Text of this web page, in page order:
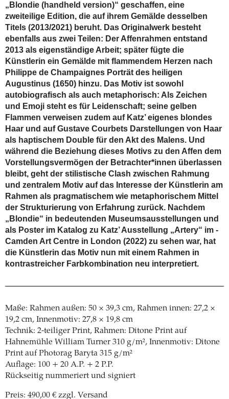
„Blondie (handheld version)“ geschaffen, eine
zweiteilige Edition, die auf ihrem Gemälde desselben
Titels (2013/2021) beruht. Das Originalwerk besteht
ebenfalls aus zwei Teilen: Der Affenrahmen entstand
2013 als eigenständige Arbeit; später fügte die
Künstlerin ein Gemälde mit flammendem Herzen nach
Philippe de ­Champaignes ­Porträt des heiligen
Augustinus (1650) hinzu. Das Motiv ist sowohl
autobiografisch als auch metaphorisch: Als Zeichen
und Emoji steht es für ­Leidenschaft; seine gelben
Flammen verweisen zudem auf Katz’ eigenes blondes
Haar und auf Gustave Courbets Darstellungen von Haar
als haptischem Double für den Akt des Malens. Und
während die Beziehung dieses Motivs zu den Affen dem
Vorstellungsvermögen der Betrachter*innen ­überlassen
bleibt, geht der stilistische Clash zwischen Rahmung
und zentralem Motiv auf das Interesse der Künstlerin am
Rahmen als pragmatischem wie metaphorischem Mittel
der Strukturierung von Erfahrung zurück. Nachdem
„Blondie“ in bedeutenden Museums­ausstellungen und
als Poster im Katalog zu Katz’ Ausstellung „Artery“ im ­
Camden Art ­Centre in London (2022) zu sehen war, hat
die Künstlerin das Motiv nun mit einem Rahmen in
kontrastreicher Farbkombination neu interpretiert.
Maße: Rahmen außen: 50 × 39,3 cm, Rahmen innen: 27,2 ×
19,2 cm, Innenmotiv: 27,8 × 19,8 cm
Technik: 2-teiliger Print, Rahmen: Ditone Print auf
Hahnemühle William Turner 310 g/m², Innenmotiv: Ditone
Print auf Photorag Baryta 315 g/m²
Auflage: 100 + 20 A.P. + 2 P.P.
Rückseitig nummeriert und signiert
Preis: 490,00 € zzgl. Versand